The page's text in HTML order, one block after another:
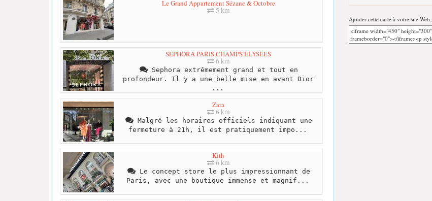
Le Grand Appartement Sézane & Octobre
5 km
SEPHORA PARIS CHAMPS ELYSEES
6 km
Sephora extrêmement grand et tout en
profondeur. Il y a une belle mise en avant Dior
...
Zara
6 km
Malgré les horaires officiels indiquant une
fermeture à 21h, il est pratiquement impo...
Kith
6 km
Le concept store le plus impressionnant de
Paris, avec une boutique immense et magnif...
Ajouter cette carte à votre site Web;